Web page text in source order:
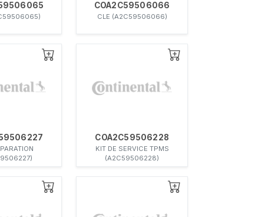
COA2C59506066
CLE (A2C59506066)
COA2C59506228
KIT DE SERVICE TPMS
(A2C59506228)